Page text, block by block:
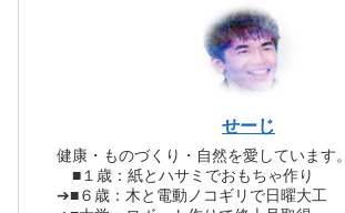
せーじ
健康・ものづくり・自然を愛しています。
■１歳：紙とハサミでおもちゃ作り
➔■６歳：木と電動ノコギリで日曜大工